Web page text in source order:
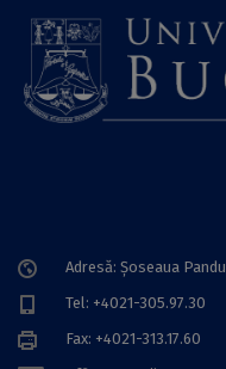
Adresă: Șoseaua
Tel: +4021-305.97.30
Fax: +4021-313.17.60